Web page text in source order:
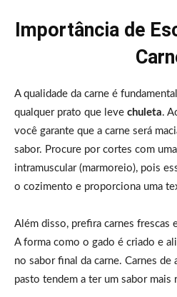
Importância de
A qualidade da carne é
qualquer prato que leve chuleta.
você garante que a carne será
sabor. Procure por cortes com
intramuscular (marmoreio), pois
o cozimento e proporciona uma
Além disso, prefira carnes frescas
A forma como o gado é criado e
no sabor final da carne. Carnes de
pasto tendem a ter um sabor mais